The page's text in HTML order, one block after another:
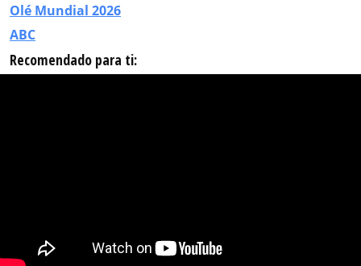
Olé Mundial 2026
ABC
Recomendado para ti: